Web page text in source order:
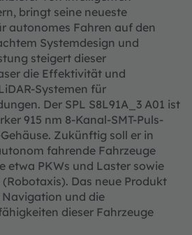
bringt seine neueste
autonomes Fahren auf den
Systemdesign und
steigert dieser
die Effektivität und
Systemen für
Der SPL S8L91A_3 A01 ist
915 nm 8-Kanal-SMT-Puls-
Zukünftig soll er in
fahrende Fahrzeuge
etwa PKWs und Laster sowie
Das neue Produkt
Navigation und die
dieser Fahrzeuge